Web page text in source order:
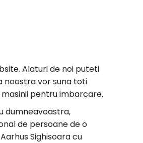
Alaturi de noi puteti
noastra vor suna toti
pentru imbarcare.
dumneavoastra,
de persoane de o
Sighisoara cu